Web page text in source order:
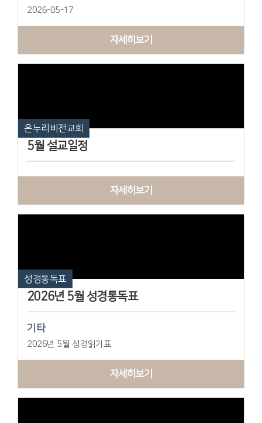
2026-05-17
자세히보기
온누리비전교회
5월 설교일정
자세히보기
성경통독표
2026년 5월 성경통독표
기타
2026년 5월 성경읽기표
자세히보기